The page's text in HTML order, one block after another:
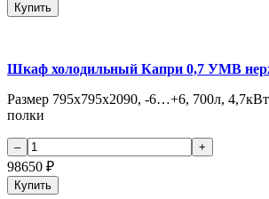
Купить
Шкаф холодильный Капри 0,7 УМВ
Размер 795х795х2090, -6…+6, 700л,
полки
98650 ₽
Купить